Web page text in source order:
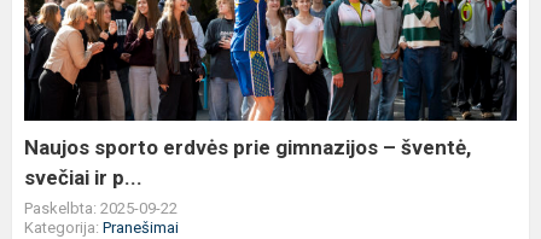
prie
gimnazijos
–
svečiai
ir
p...
Naujos sporto erdvės prie gimnazijos – šventė,
svečiai ir p...
Paskelbta: 2025-09-22
Kategorija: Pranešimai